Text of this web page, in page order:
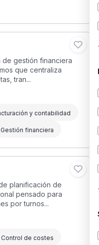
de gestión financiera
que centraliza
tran...
y contabilidad
Gestión financiera
planificación de
pensado para
por turnos...
Control de costes